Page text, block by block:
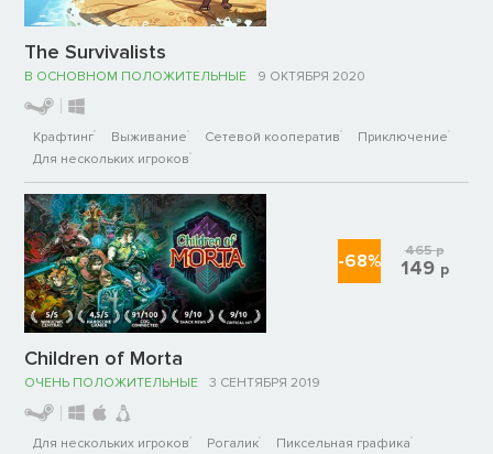
The Survivalists
В ОСНОВНОМ ПОЛОЖИТЕЛЬНЫЕ 9 ОКТЯБРЯ 2020
Крафтинг Выживание Сетевой кооператив
Приключение
Для нескольких игроков
Children of Morta
ОЧЕНЬ ПОЛОЖИТЕЛЬНЫЕ 3 СЕНТЯБРЯ 2019
Для нескольких игроков Рогалик
Пиксельная графика
-68% 465р
149 р